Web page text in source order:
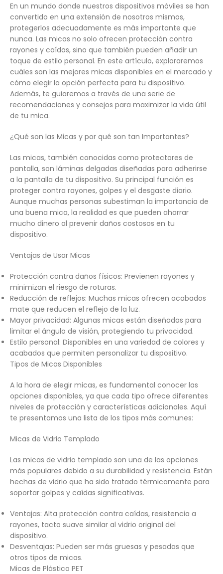
En un mundo donde nuestros dispositivos móviles se han
convertido en una extensión de nosotros mismos,
protegerlos adecuadamente es más importante que
nunca. Las micas no solo ofrecen protección contra
rayones y caídas, sino que también pueden añadir un
toque de estilo personal. En este artículo, exploraremos
cuáles son las mejores micas disponibles en el mercado y
cómo elegir la opción perfecta para tu dispositivo.
Además, te guiaremos a través de una serie de
recomendaciones y consejos para maximizar la vida útil
de tu mica.
¿Qué son las Micas y por qué son tan Importantes?
Las micas, también conocidas como protectores de
pantalla, son láminas delgadas diseñadas para adherirse
a la pantalla de tu dispositivo. Su principal función es
proteger contra rayones, golpes y el desgaste diario.
Aunque muchas personas subestiman la importancia de
una buena mica, la realidad es que pueden ahorrar
mucho dinero al prevenir daños costosos en tu
dispositivo.
Ventajas de Usar Micas
Protección contra daños físicos: Previenen rayones y
minimizan el riesgo de roturas.
Reducción de reflejos: Muchas micas ofrecen acabados
mate que reducen el reflejo de la luz.
Mayor privacidad: Algunas micas están diseñadas para
limitar el ángulo de visión, protegiendo tu privacidad.
Estilo personal: Disponibles en una variedad de colores y
acabados que permiten personalizar tu dispositivo.
Tipos de Micas Disponibles
A la hora de elegir micas, es fundamental conocer las
opciones disponibles, ya que cada tipo ofrece diferentes
niveles de protección y características adicionales. Aquí
te presentamos una lista de los tipos más comunes:
Micas de Vidrio Templado
Las micas de vidrio templado son una de las opciones
más populares debido a su durabilidad y resistencia. Están
hechas de vidrio que ha sido tratado térmicamente para
soportar golpes y caídas significativas.
Ventajas: Alta protección contra caídas, resistencia a
rayones, tacto suave similar al vidrio original del
dispositivo.
Desventajas: Pueden ser más gruesas y pesadas que
otros tipos de micas.
Micas de Plástico PET